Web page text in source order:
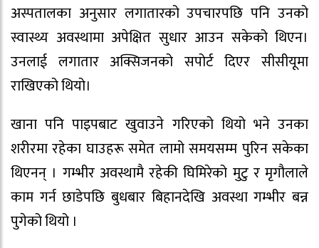
अस्पतालका अनुसार लगातारको उपचारपछि पनि उनको
स्वास्थ्य अवस्थामा अपेक्षित सुधार आउन सकेको थिएन।
उनलाई लगातार अक्सिजनको सपोर्ट दिएर सीसीयूमा
राखिएको थियो।
खाना पनि पाइपबाट खुवाउने गरिएको थियो भने उनका
शरीरमा रहेका घाउहरू समेत लामो समयसम्म पुरिन सकेका
थिएनन् । गम्भीर अवस्थामै रहेकी घिमिरेको मुटु र मृगौलाले
काम गर्न छाडेपछि बुधबार बिहानदेखि अवस्था गम्भीर बन्न
पुगेको थियो ।